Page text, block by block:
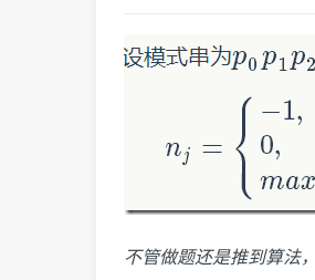
不管做题还是推到算法